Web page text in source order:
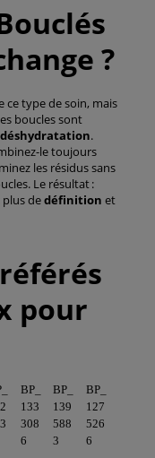
?
ce type de soin, mais
boucles sont
déshydratation.
le toujours
les résidus sans
Le résultat :
plus dedéfinition et
pour
BP_
133
308
6
BP_
139
588
3
BP_
127
526
6